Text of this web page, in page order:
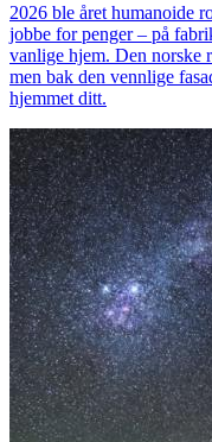
2026 ble året humanoide
jobbe for penger – på
vanlige hjem. Den norske
men bak den vennlige
hjemmet ditt.